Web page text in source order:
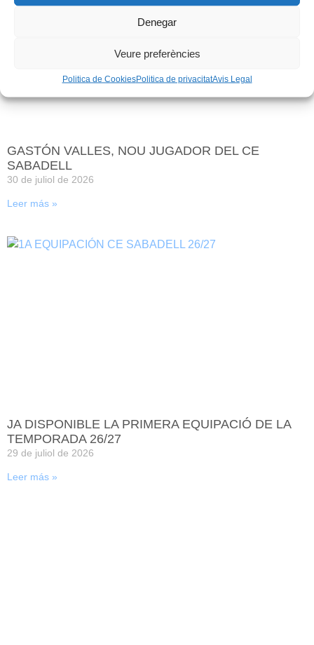
Denegar
Veure preferències
Politica de CookiesPolitica de privacitatAvis Legal
GASTÓN VALLES, NOU JUGADOR DEL CE
SABADELL
30 de juliol de 2026
Leer más »
JA DISPONIBLE LA PRIMERA EQUIPACIÓ DE LA
TEMPORADA 26/27
29 de juliol de 2026
Leer más »